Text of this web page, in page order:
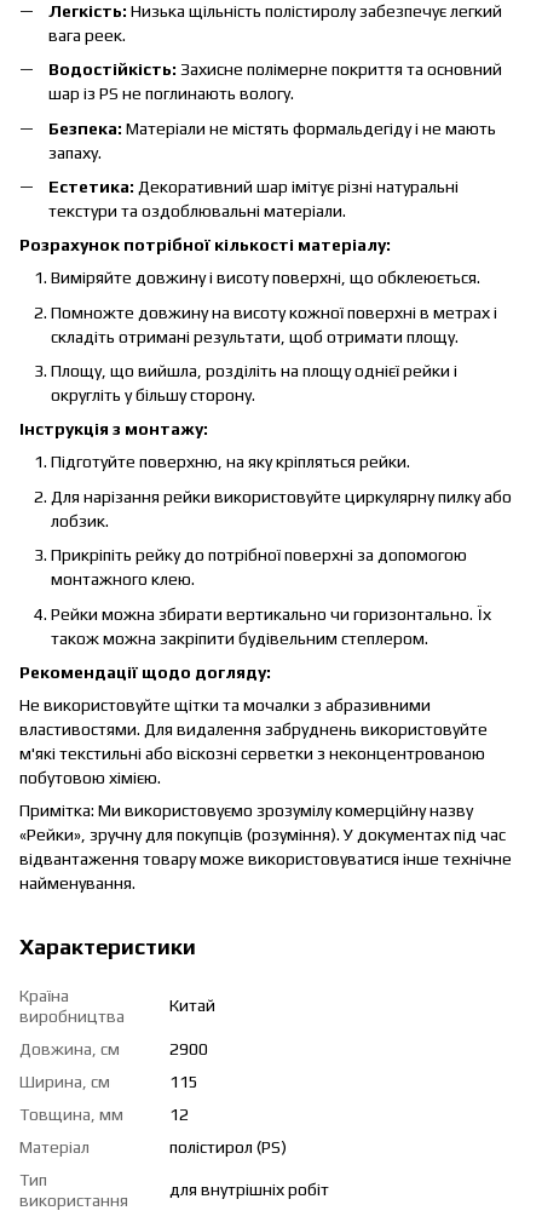
Легкість: Низька щільність полістиролу забезпечує легкий
вага реек.
Водостійкість: Захисне полімерне покриття та основний
шар із PS не поглинають вологу.
Безпека: Матеріали не містять формальдегіду і не мають
запаху.
Естетика: Декоративний шар імітує різні натуральні
текстури та оздоблювальні матеріали.
Розрахунок потрібної кількості матеріалу:
Виміряйте довжину і висоту поверхні, що обклеюється.
Помножте довжину на висоту кожної поверхні в метрах і
складіть отримані результати, щоб отримати площу.
Площу, що вийшла, розділіть на площу однієї рейки і
округліть у більшу сторону.
Інструкція з монтажу:
Підготуйте поверхню, на яку кріпляться рейки.
Для нарізання рейки використовуйте циркулярну пилку або
лобзик.
Прикріпіть рейку до потрібної поверхні за допомогою
монтажного клею.
Рейки можна збирати вертикально чи горизонтально. Їх
також можна закріпити будівельним степлером.
Рекомендації щодо догляду:
Не використовуйте щітки та мочалки з абразивними
властивостями. Для видалення забруднень використовуйте
м'які текстильні або віскозні серветки з неконцентрованою
побутовою хімією.
Примітка: Ми використовуємо зрозумілу комерційну назву
«Рейки», зручну для покупців (розуміння). У документах під час
відвантаження товару може використовуватися інше технічне
найменування.
Характеристики
Країна
виробництва
Китай
Довжина, см
2900
Ширина, см
115
Товщина, мм
12
Матеріал
полістирол (PS)
Тип
використання
для внутрішніх робіт